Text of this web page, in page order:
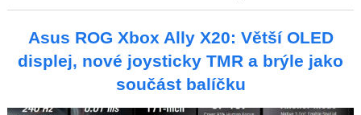
Asus ROG Xbox Ally X20: Větší OLED
displej, nové joysticky TMR a brýle jako
součást balíčku